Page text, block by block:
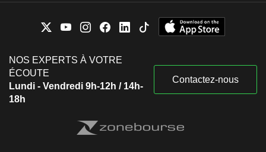
NOS EXPERTS À VOTRE
ÉCOUTE
Lundi - Vendredi 9h-12h / 14h-
18h
Contactez-nous